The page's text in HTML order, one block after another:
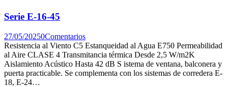
Serie E-16-45
27/05/20250Comentarios
Resistencia al Viento C5 Estanqueidad al Agua E750 Permeabilidad
al Aire CLASE 4 Transmitancia térmica Desde 2,5 W/m2K
Aislamiento Acústico Hasta 42 dB S istema de ventana, balconera y
puerta practicable. Se complementa con los sistemas de corredera E-
18, E-24…